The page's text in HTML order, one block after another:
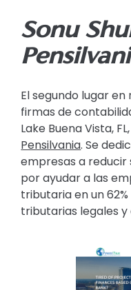
Sonu
El segundo lugar
firmas de
Lake Buena Vista,
Pensilvania. Se
empresas a reducir
por ayudar a las
tributaria en un
tributarias legales